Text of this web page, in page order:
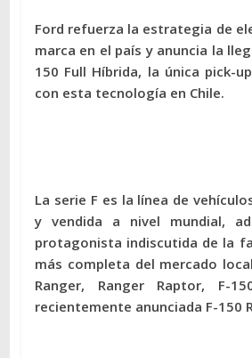
Ford refuerza la estrategia de
marca en el país y anuncia la
150 Full Híbrida, la única pick-
con esta tecnología en Chile.
La serie F es la línea de
y vendida a nivel mundial,
protagonista indiscutida de la
más completa del mercado
Ranger, Ranger Raptor, F-
recientemente anunciada F-150